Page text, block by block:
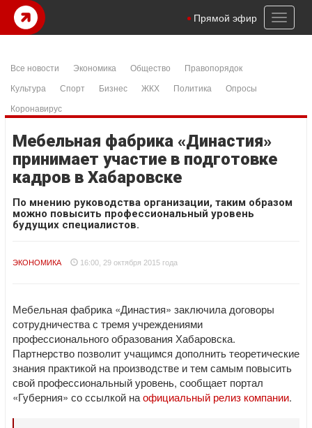
Toggle
Прямой эфир
Все новости Экономика Общество
Правопорядок
Культура
Спорт Бизнес ЖКХ Политика
Опросы
Коронавирус
Мебельная фабрика «Династия»
принимает участие в подготовке
кадров в Хабаровске
По мнению руководства организации, таким образом
можно повысить профессиональный уровень
будущих специалистов.
ЭКОНОМИКА 16:00, 29 октября 2015 года
Мебельная фабрика «Династия» заключила договоры
сотрудничества с тремя учреждениями
профессионального образования Хабаровска.
Партнерство позволит учащимся дополнить теоретические
знания практикой на производстве и тем самым повысить
свой профессиональный уровень, сообщает портал
«Губерния» со ссылкой наофициальный релиз компании.